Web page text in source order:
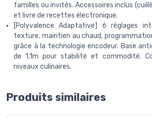
familles ou invités. Accessoires inclus
et livre de recettes électronique.
[Polyvalence Adaptative] 6 réglages
texture, maintien au chaud,
grâce à la technologie encodeur. Base
de 1,1m pour stabilité et commodité.
niveaux culinaires.
Produits similaires